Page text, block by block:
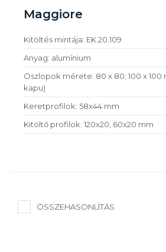
Maggiore
Kitöltés mintája: EK.20.109
Anyag: alumínium
Oszlopok mérete: 80 x 80; 100 x 100
kapu)
Keretprofilok: 58x44 mm
Kitöltő profilok: 120x20, 60x20 mm
ÖSSZEHASONLÍTÁS